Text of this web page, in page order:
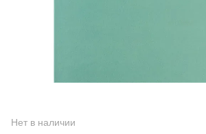
Нет в наличии